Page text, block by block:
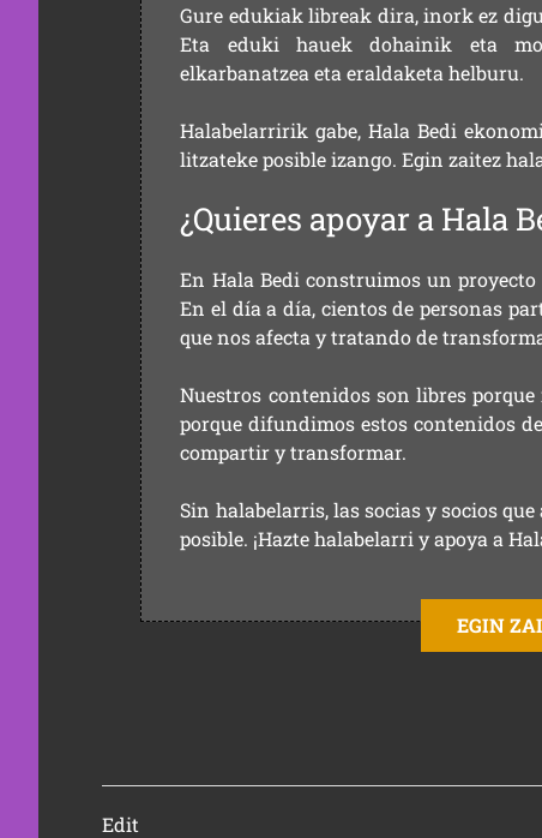
Gure edukiak libreak dira, inork ez
Eta eduki hauek dohainik eta
elkarbanatzea eta eraldaketa helburu.
Halabelarririk gabe, Hala Bedi
litzateke posible izango. Egin zaitez
¿Quieres apoyar a Hala
En Hala Bedi construimos un
En el día a día, cientos de personas
que nos afecta y tratando de
Nuestros contenidos son libres
porque difundimos estos contenidos
compartir y transformar.
Sin halabelarris, las socias y socios
posible. ¡Hazte halabelarri y apoya a
EGIN
Edit